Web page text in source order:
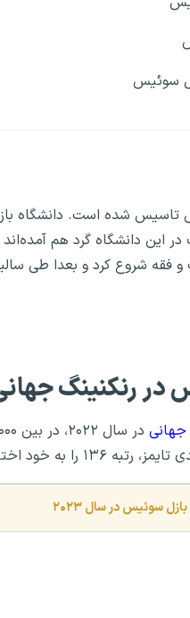
سوئیس
در سال ۱۴۶۰ در بازل سوئیس تاسیس
از بیش از ۱۰۰ کشور مختلف در این
و فقه شروع کرد و بعدا طی
در رنکنینگ